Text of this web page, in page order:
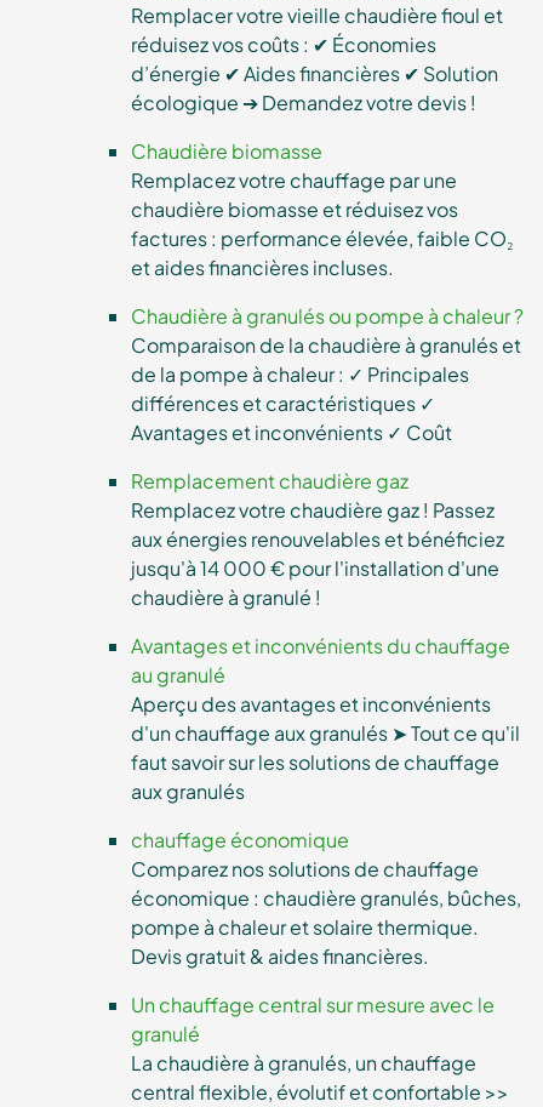
Remplacer votre vieille chaudière fioul et
réduisez vos coûts : ✔ Économies
d’énergie ✔ Aides financières ✔ Solution
écologique ➔ Demandez votre devis !
Chaudière biomasse
Remplacez votre chauffage par une
chaudière biomasse et réduisez vos
factures : performance élevée, faible CO₂
et aides financières incluses.
Chaudière à granulés ou pompe à chaleur ?
Comparaison de la chaudière à granulés et
de la pompe à chaleur : ✓ Principales
différences et caractéristiques ✓
Avantages et inconvénients ✓ Coût
Remplacement chaudière gaz
Remplacez votre chaudière gaz ! Passez
aux énergies renouvelables et bénéficiez
jusqu'à 14 000 € pour l'installation d'une
chaudière à granulé !
Avantages et inconvénients du chauffage
au granulé
Aperçu des avantages et inconvénients
d'un chauffage aux granulés ➤ Tout ce qu'il
faut savoir sur les solutions de chauffage
aux granulés
chauffage économique
Comparez nos solutions de chauffage
économique : chaudière granulés, bûches,
pompe à chaleur et solaire thermique.
Devis gratuit & aides financières.
Un chauffage central sur mesure avec le
granulé
La chaudière à granulés, un chauffage
central flexible, évolutif et confortable >>